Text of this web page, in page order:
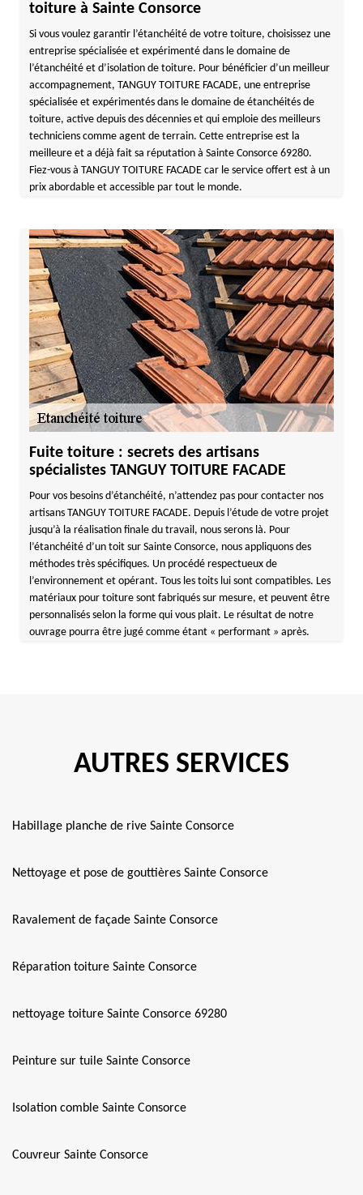
toiture à Sainte Consorce
Si vous voulez garantir l’étanchéité de votre toiture, choisissez une
entreprise spécialisée et expérimenté dans le domaine de
l’étanchéité et d’isolation de toiture. Pour bénéficier d’un meilleur
accompagnement, TANGUY TOITURE FACADE, une entreprise
spécialisée et expérimentés dans le domaine de étanchéités de
toiture, active depuis des décennies et qui emploie des meilleurs
techniciens comme agent de terrain. Cette entreprise est la
meilleure et a déjà fait sa réputation à Sainte Consorce 69280.
Fiez-vous à TANGUY TOITURE FACADE car le service offert est à un
prix abordable et accessible par tout le monde.
Fuite toiture : secrets des artisans
spécialistes TANGUY TOITURE FACADE
Pour vos besoins d’étanchéité, n’attendez pas pour contacter nos
artisans TANGUY TOITURE FACADE. Depuis l’étude de votre projet
jusqu’à la réalisation finale du travail, nous serons là. Pour
l’étanchéité d’un toit sur Sainte Consorce, nous appliquons des
méthodes très spécifiques. Un procédé respectueux de
l’environnement et opérant. Tous les toits lui sont compatibles. Les
matériaux pour toiture sont fabriqués sur mesure, et peuvent être
personnalisés selon la forme qui vous plait. Le résultat de notre
ouvrage pourra être jugé comme étant « performant » après.
AUTRES SERVICES
Habillage planche de rive Sainte Consorce
Nettoyage et pose de gouttières Sainte Consorce
Ravalement de façade Sainte Consorce
Réparation toiture Sainte Consorce
nettoyage toiture Sainte Consorce 69280
Peinture sur tuile Sainte Consorce
Isolation comble Sainte Consorce
Couvreur Sainte Consorce